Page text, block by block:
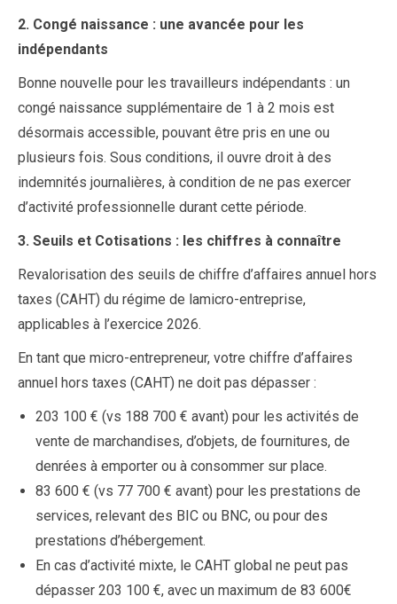
2. Congé naissance : une avancée pour les
indépendants
Bonne nouvelle pour les travailleurs indépendants : un
congé naissance supplémentaire de 1 à 2 mois est
désormais accessible, pouvant être pris en une ou
plusieurs fois. Sous conditions, il ouvre droit à des
indemnités journalières, à condition de ne pas exercer
d’activité professionnelle durant cette période.
3. Seuils et Cotisations : les chiffres à connaître
Revalorisation des seuils de chiffre d’affaires annuel hors
taxes (CAHT) du régime de lamicro-entreprise,
applicables à l’exercice 2026.
En tant que micro-entrepreneur, votre chiffre d’affaires
annuel hors taxes (CAHT) ne doit pas dépasser :
203 100 € (vs 188 700 € avant) pour les activités de
vente de marchandises, d’objets, de fournitures, de
denrées à emporter ou à consommer sur place.
83 600 € (vs 77 700 € avant) pour les prestations de
services, relevant des BIC ou BNC, ou pour des
prestations d’hébergement.
En cas d’activité mixte, le CAHT global ne peut pas
dépasser 203 100 €, avec un maximum de 83 600€